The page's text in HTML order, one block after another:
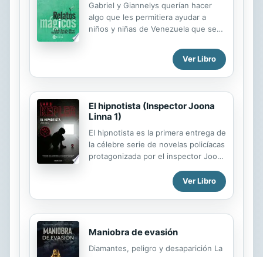
Gabriel y Giannelys querían hacer
algo que les permitiera ayudar a
niños y niñas de Venezuela que se
Así que un día se preguntaron: "¿Por
qué no escribimos un libro?" No le
dieron más vueltas al asunto y
Escritura Creativa con el
acompañamiento de Nuria Riera
Wirth. Todos los fondos recaudados
con Relatos Mágicos serán donados
para la causa.
Ver Libro
El hipnotista (Inspector Joona
Linna 1)
El hipnotista es la primera entrega de
la célebre serie de novelas policíacas
protagonizada por el inspector Joona
brutalmente asesinada en el gélido
Estocolmo. No hay rastro del
único superviviente de la masacre,
puede dar testimonio de quién ha
cometido tal atrocidad. Pero el
sufrimiento que lleva consigo el
Ver Libro
Maniobra de evasión
Diamantes, peligro y desaparición La